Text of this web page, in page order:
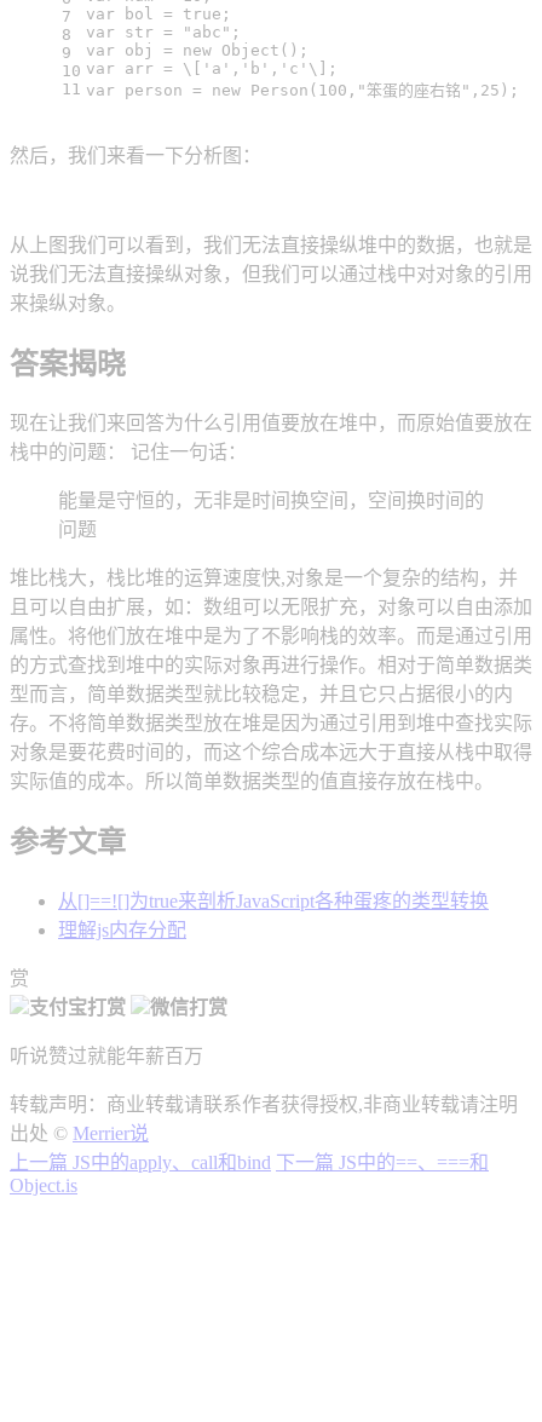
7
8
9
10
11
var bol = true ;
var str = "abc" ;
var obj = new Object ();
var arr = \[ 'a' , 'b' , 'c' \];
var person = new Person ( 100 , "笨蛋的座右铭" , 25 );
然后，我们来看一下分析图：
从上图我们可以看到，我们无法直接操纵堆中的数据，也就是
说我们无法直接操纵对象，但我们可以通过栈中对对象的引用
来操纵对象。
答案揭晓
现在让我们来回答为什么引用值要放在堆中，而原始值要放在
栈中的问题： 记住一句话：
能量是守恒的，无非是时间换空间，空间换时间的
问题
堆比栈大，栈比堆的运算速度快,对象是一个复杂的结构，并
且可以自由扩展，如：数组可以无限扩充，对象可以自由添加
属性。将他们放在堆中是为了不影响栈的效率。而是通过引用
的方式查找到堆中的实际对象再进行操作。相对于简单数据类
型而言，简单数据类型就比较稳定，并且它只占据很小的内
存。不将简单数据类型放在堆是因为通过引用到堆中查找实际
对象是要花费时间的，而这个综合成本远大于直接从栈中取得
实际值的成本。所以简单数据类型的值直接存放在栈中。
参考文章
从[]==![]为true来剖析JavaScript各种蛋疼的类型转换
理解js内存分配
赏
支付宝打赏
微信打赏
听说赞过就能年薪百万
转载声明：商业转载请联系作者获得授权,非商业转载请注明
出处 © Merrier说
上一篇 JS中的apply、call和bind 下一篇 JS中的==、===和
Object.is